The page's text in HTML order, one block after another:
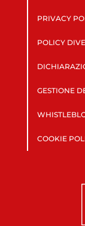
PRIVACY
POLICY
GESTIONE
COOKIE